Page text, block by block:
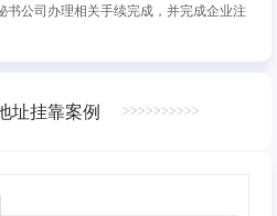
书公司办理相关手续完成，并完成企业注
址挂靠案例 >>>>>>>>>>